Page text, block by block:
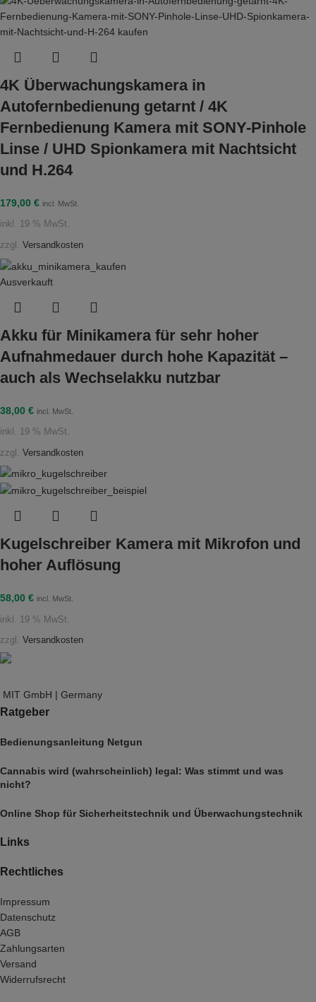
4K Überwachungskamera in
Autofernbedienung getarnt / 4K
Fernbedienung Kamera mit SONY-Pinhole
Linse / UHD Spionkamera mit Nachtsicht
und H.264
179,00 € incl. MwSt.
inkl. 19 % MwSt.
zzgl. Versandkosten
Ausverkauft
Akku für Minikamera für sehr hoher
Aufnahmedauer durch hohe Kapazität –
auch als Wechselakku nutzbar
38,00 € incl. MwSt.
inkl. 19 % MwSt.
zzgl. Versandkosten
Kugelschreiber Kamera mit Mikrofon und
hoher Auflösung
58,00 € incl. MwSt.
inkl. 19 % MwSt.
zzgl. Versandkosten
MIT GmbH | Germany
Ratgeber
Bedienungsanleitung Netgun
Cannabis wird (wahrscheinlich) legal: Was stimmt und was
nicht?
Online Shop für Sicherheitstechnik und Überwachungstechnik
Links
Rechtliches
Impressum
Datenschutz
AGB
Zahlungsarten
Versand
Widerrufsrecht